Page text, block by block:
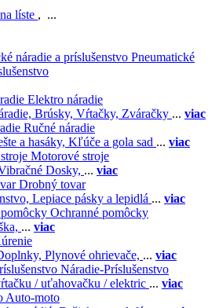
líste , ...
Pneumatické
Elektro náradie
Brúsky, Vŕtačky, Zváračky ... viac
Ručné náradie
a hasáky, Kľúče a gola sad ... viac
Motorové stroje
Dosky, ... viac
Drobný tovar
Lepiace pásky a lepidlá ... viac
Ochranné pomôcky
... viac
Plynové ohrievače, ... viac
Náradie-Príslušenstvo
/ uťahovačku / elektric ... viac
Auto-moto